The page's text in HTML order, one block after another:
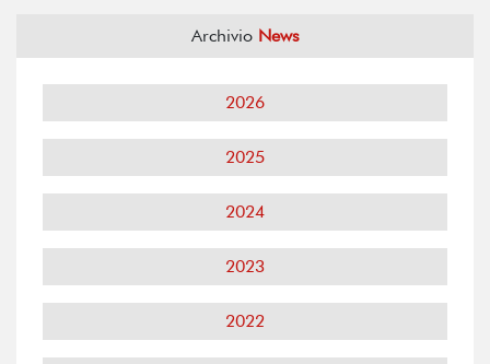
Archivio News
2026
2025
2024
2023
2022